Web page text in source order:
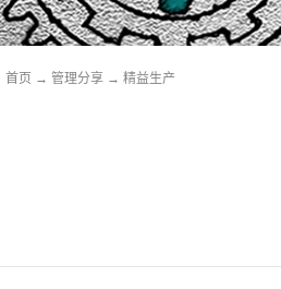
首页 → 管理分享 → 精益生产